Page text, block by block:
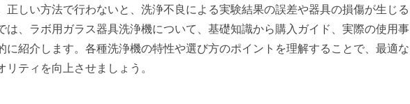
正しい方法で行わないと、洗浄不良による実験結果の誤差や器具の損傷が生じる
は、ラボ用ガラス器具洗浄機について、基礎知識から購入ガイド、実際の使用事
に紹介します。各種洗浄機の特性や選び方のポイントを理解することで、最適な
ティを向上させましょう。